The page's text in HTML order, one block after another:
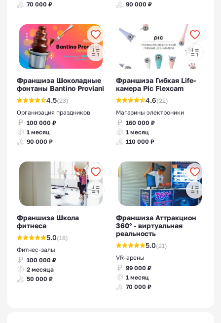
70 000 ₽
90 000 ₽
Франшиза Шоколадные
фонтаны Bantino Proviani
4.5(23)
Организация праздников
100 000 ₽
1 месяц
90 000 ₽
Франшиза Гибкая Life-
камера Рic Flexcam
4.6(22)
Магазины электроники
160 000 ₽
1 месяц
110 000 ₽
Франшиза Школа
фитнеса
5.0(18)
Фитнес-залы
100 000 ₽
2 месяца
50 000 ₽
Франшиза Аттракцион
360° - виртуальная
реальность
5.0(21)
VR-арены
99 000 ₽
1 месяц
70 000 ₽